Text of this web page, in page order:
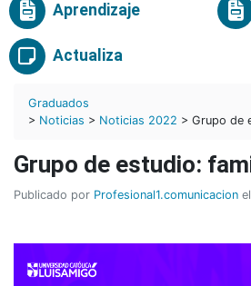
Aprendizaje
Actualiza
Graduados
> Noticias > Noticias 2022 > Grupo de
Grupo de estudio:
Publicado por Profesional1.comunicacion